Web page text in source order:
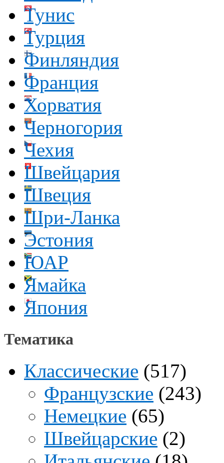
Тунис
Турция
Финляндия
Франция
Хорватия
Черногория
Чехия
Швейцария
Швеция
Шри-Ланка
Эстония
ЮАР
Ямайка
Япония
Тематика
Классические (517)
Французские (243)
Немецкие (65)
Швейцарские (2)